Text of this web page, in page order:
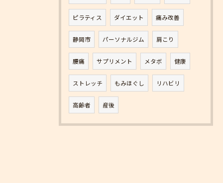
ピラティス ダイエット 痛み改善
静岡市 パーソナルジム 肩こり
腰痛 サプリメント メタボ 健康
ストレッチ もみほぐし リハビリ
高齢者 産後